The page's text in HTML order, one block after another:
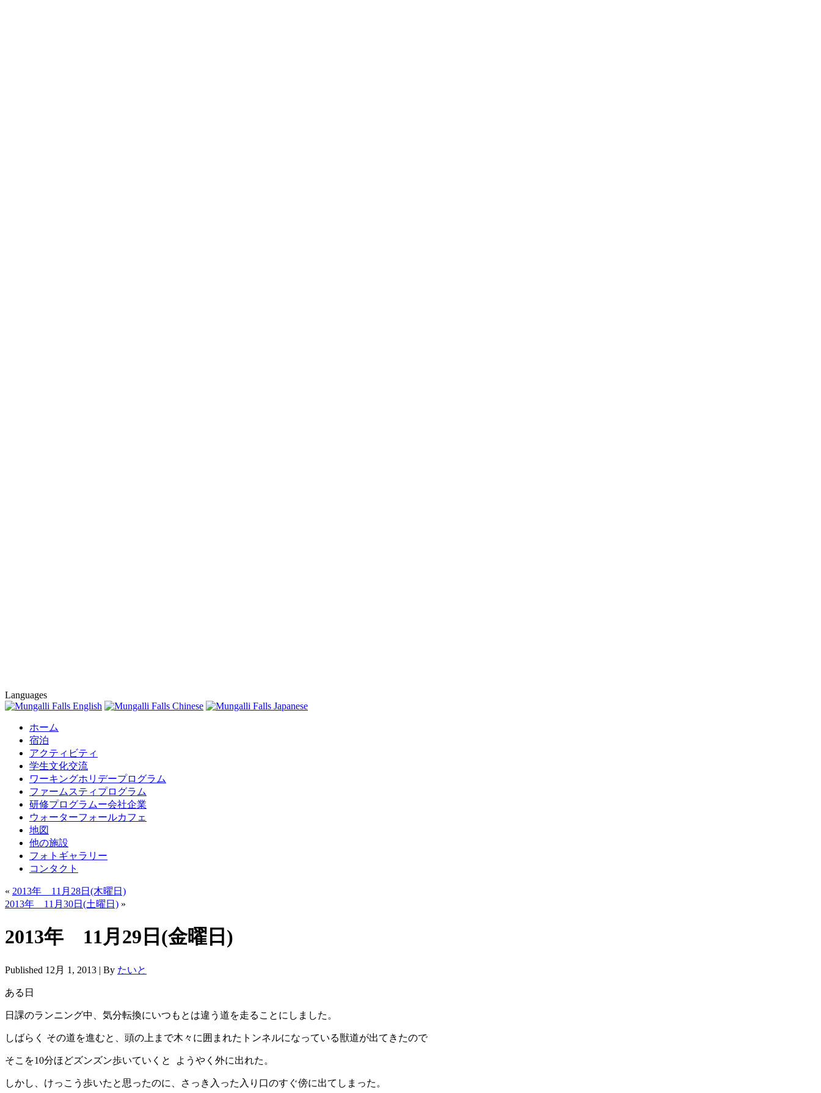
Languages
ホーム
宿泊
アクティビティ
学生文化交流
ワーキングホリデープログラム
ファームスティプログラム
研修プログラムー会社企業
ウォーターフォールカフェ
地図
他の施設
フォトギャラリー
コンタクト
« 2013年 11月28日(木曜日)
2013年 11月30日(土曜日) »
2013年 11月29日(金曜日)
Published 12月 1, 2013 | By たいと
ある日
日課のランニング中、気分転換にいつもとは違う道を走ることにしました。
しばらく その道を進むと、頭の上まで木々に囲まれたトンネルになっている獣道が出てきたので
そこを10分ほどズンズン歩いていくと ようやく外に出れた。
しかし、けっこう歩いたと思ったのに、さっき入った入り口のすぐ傍に出てしまった。